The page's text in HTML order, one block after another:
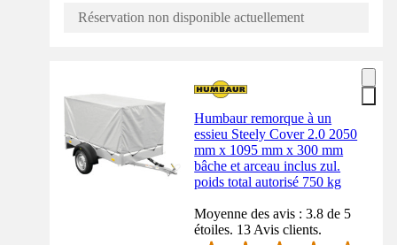
Réservation non disponible actuellement
Humbaur remorque à un
essieu Steely Cover 2.0 2050
mm x 1095 mm x 300 mm
bâche et arceau inclus zul.
poids total autorisé 750 kg
Moyenne des avis : 3.8 de 5
étoiles. 13 Avis clients.